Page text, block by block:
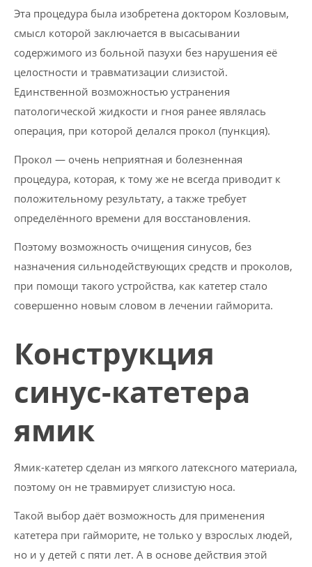
Эта процедура была изобретена доктором Козловым,
смысл которой заключается в высасывании
содержимого из больной пазухи без нарушения её
целостности и травматизации слизистой.
Единственной возможностью устранения
патологической жидкости и гноя ранее являлась
операция, при которой делался прокол (пункция).
Прокол — очень неприятная и болезненная
процедура, которая, к тому же не всегда приводит к
положительному результату, а также требует
определённого времени для восстановления.
Поэтому возможность очищения синусов, без
назначения сильнодействующих средств и проколов,
при помощи такого устройства, как катетер стало
совершенно новым словом в лечении гайморита.
Конструкция
синус-катетера
ямик
Ямик-катетер сделан из мягкого латексного материала,
поэтому он не травмирует слизистую носа.
Такой выбор даёт возможность для применения
катетера при гайморите, не только у взрослых людей,
но и у детей с пяти лет. А в основе действия этой